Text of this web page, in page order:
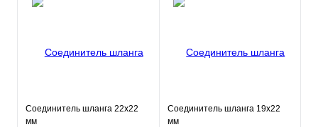
Соединитель шланга 22х22
мм
Соединитель шланга 19х22
мм